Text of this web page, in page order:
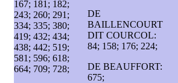
167; 181; 182;
243; 260; 291;
334; 335; 380;
419; 432; 434;
438; 442; 519;
581; 596; 618;
664; 709; 728;
DE
BAILLENCOURT
DIT COURCOL:
84; 158; 176; 224;
DE BEAUFFORT:
675;